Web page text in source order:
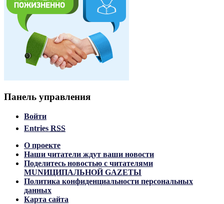
Панель управления
Войти
Entries RSS
О проекте
Наши читатели ждут ваши новости
Поделитесь новостью с читателями
MUNИЦИПАЛЬНОЙ GAZЕТЫ
Политика конфиденциальности персональных
данных
Карта сайта